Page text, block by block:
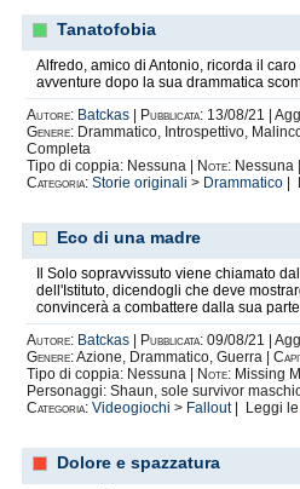
Tanatofobia
Alfredo, amico di Antonio, ricorda il
avventure dopo la sua drammatica
Autore: Batckas Pubblicata: 13/08/21 |
Genere: Drammatico, Introspettivo,
Completa
Tipo di coppia: Nessuna |
Note: Nessuna |
Categoria: Storie originali > Drammatico |
Eco di una madre
Il Solo sopravvissuto viene chiamato
dell'Istituto, dicendogli che deve
convincerà a combattere dalla sua
Autore: Batckas Pubblicata: 09/08/21 |
Genere:Azione, Drammatico, Guerra |
Tipo di coppia: Nessuna |
Note: Missing
Personaggi: Shaun, sole survivor
Categoria: Videogiochi > Fallout| Leggi le
Dolore e spazzatura